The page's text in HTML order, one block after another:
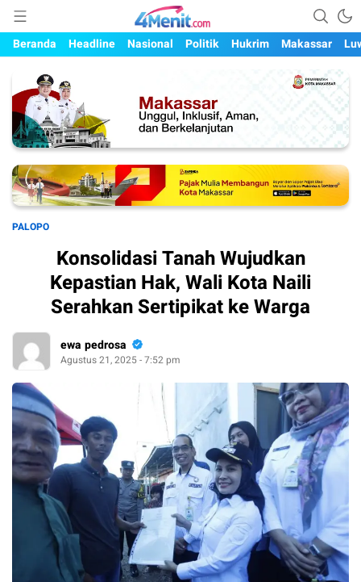
4menit.com
Mengungkap Kisah, Setiap Hari
Beranda
Headline Nasional Politik Hukrim Makassar
PALOPO
Konsolidasi Tanah Wujudkan
Kepastian Hak, Wali Kota Naili
Serahkan Sertipikat ke Warga
ewa pedrosa
Agustus 21, 2025 - 7:52 pm